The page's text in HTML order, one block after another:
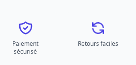
Paiement
sécurisé
Retours faciles